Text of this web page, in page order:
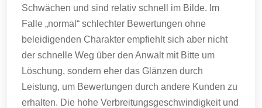
Schwächen und sind relativ schnell im Bilde. Im
Falle „normal“ schlechter Bewertungen ohne
beleidigenden Charakter empfiehlt sich aber nicht
der schnelle Weg über den Anwalt mit Bitte um
Löschung, sondern eher das Glänzen durch
Leistung, um Bewertungen durch andere Kunden zu
erhalten. Die hohe Verbreitungsgeschwindigkeit und